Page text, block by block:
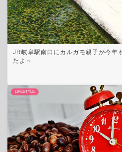
JR岐阜駅南口にカルガモ親子が今年
たよ～
LIFESTYLE